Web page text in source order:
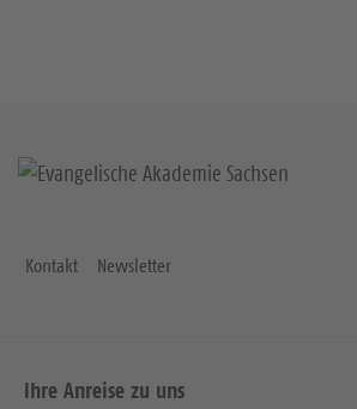
Kontakt Newsletter
Ihre Anreise zu uns